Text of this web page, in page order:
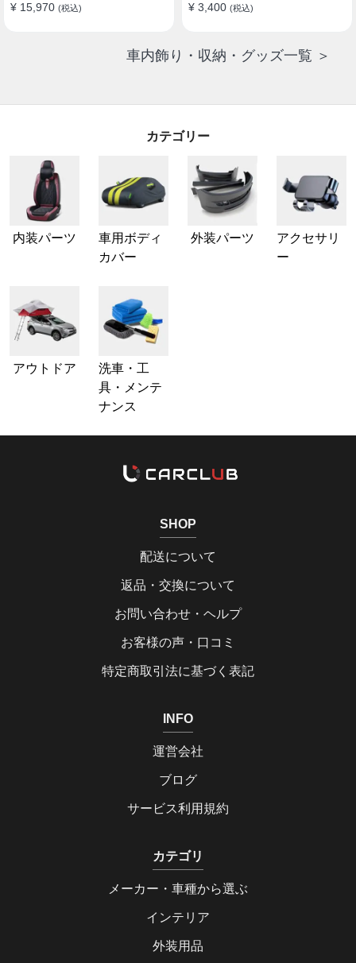
¥ 15,970 (税込) ¥ 3,400 (税込)
車内飾り・収納・グッズ一覧 ＞
カテゴリー
内装パーツ
車用ボディ
カバー
外装パーツ
アクセサリ
ー
アウトドア
洗車・工
具・メンテ
ナンス
SHOP
配送について
返品・交換について
お問い合わせ・ヘルプ
お客様の声・口コミ
特定商取引法に基づく表記
INFO
運営会社
ブログ
サービス利用規約
カテゴリ
メーカー・車種から選ぶ
インテリア
外装用品